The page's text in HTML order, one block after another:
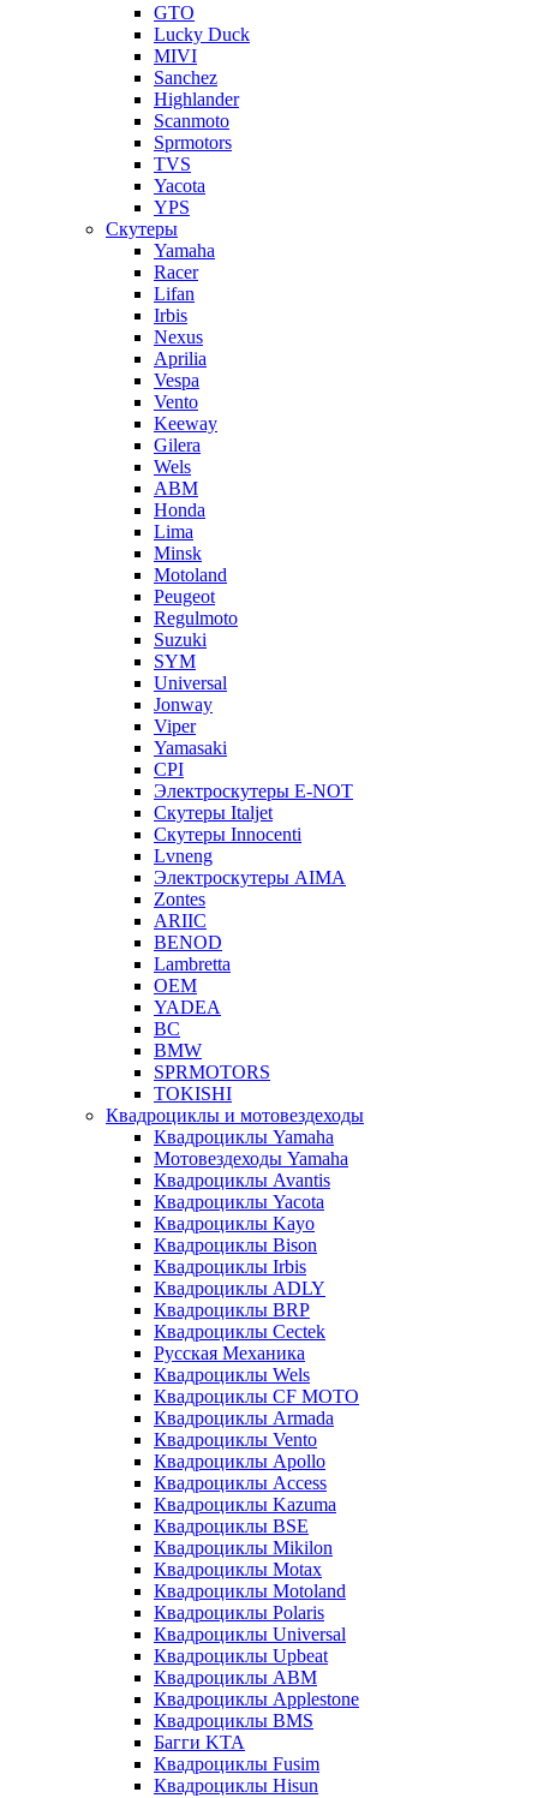
GTO
Lucky Duck
MIVI
Sanchez
Highlander
Scanmoto
Sprmotors
TVS
Yacota
YPS
Скутеры
Yamaha
Racer
Lifan
Irbis
Nexus
Aprilia
Vespa
Vento
Keeway
Gilera
Wels
ABM
Honda
Lima
Minsk
Motoland
Peugeot
Regulmoto
Suzuki
SYM
Universal
Jonway
Viper
Yamasaki
CPI
Электроскутеры E-NOT
Скутеры Italjet
Скутеры Innocenti
Lvneng
Электроскутеры AIMA
Zontes
ARIIC
BENOD
Lambretta
OEM
YADEA
BC
BMW
SPRMOTORS
TOKISHI
Квадроциклы и мотовездеходы
Квадроциклы Yamaha
Мотовездеходы Yamaha
Квадроциклы Avantis
Квадроциклы Yacota
Квадроциклы Kayo
Квадроциклы Bison
Квадроциклы Irbis
Квадроциклы ADLY
Квадроциклы BRP
Квадроциклы Cectek
Русская Механика
Квадроциклы Wels
Квадроциклы CF MOTO
Квадроциклы Armada
Квадроциклы Vento
Квадроциклы Apollo
Квадроциклы Access
Квадроциклы Kazuma
Квадроциклы BSE
Квадроциклы Mikilon
Квадроциклы Motax
Квадроциклы Motoland
Квадроциклы Polaris
Квадроциклы Universal
Квадроциклы Upbeat
Квадроциклы ABM
Квадроциклы Applestone
Квадроциклы BMS
Багги KTA
Квадроциклы Fusim
Квадроциклы Hisun